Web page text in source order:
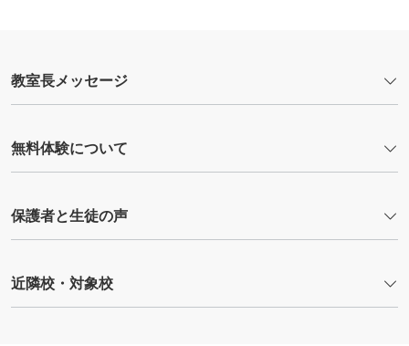
教室長メッセージ
無料体験について
保護者と生徒の声
近隣校・対象校